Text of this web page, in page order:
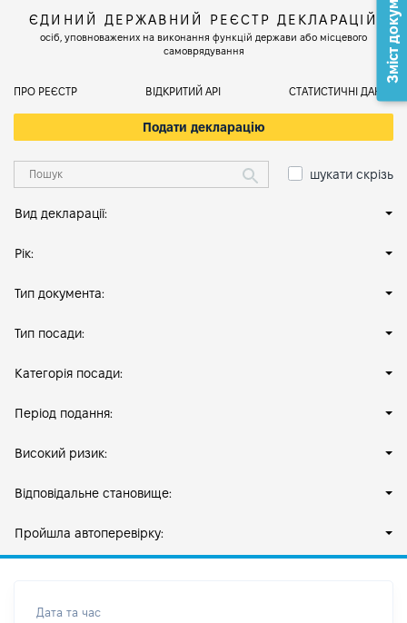
ЄДИНИЙ ДЕРЖАВНИЙ РЕЄСТР ДЕКЛАРАЦІЙ
осіб, уповноважених на виконання функцій держави або місцевого
самоврядування
ПРО РЕЄСТР ВІДКРИТИЙ АРІ СТАТИСТИЧНІ ДАНІ
Подати декларацію
шукати скрізь
Вид декларації:
Рік:
Тип документа:
Тип посади:
Категорія посади:
Період подання:
Високий ризик:
Відповідальне становище:
Пройшла автоперевірку:
Дата та час
Зміст документа